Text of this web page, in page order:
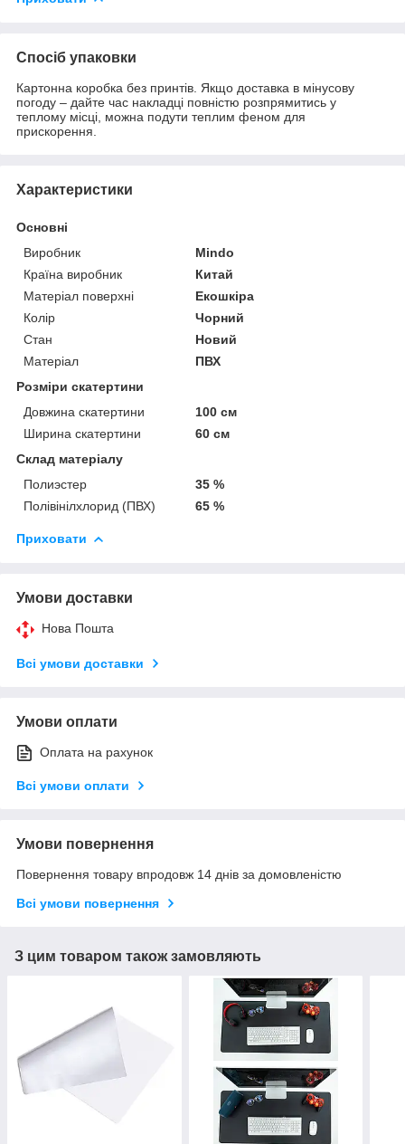
Спосіб упаковки
Картонна коробка без принтів. Якщо доставка в мінусову
погоду – дайте час накладці повністю розпрямитись у
теплому місці, можна подути теплим феном для
прискорення.
Характеристики
Основні
Виробник
Mindo
Країна виробник
Китай
Матеріал поверхні
Екошкіра
Колір
Чорний
Стан
Новий
Матеріал
ПВХ
Розміри скатертини
Довжина скатертини
100 см
Ширина скатертини
60 см
Склад матеріалу
Полиэстер
35 %
Полівінілхлорид (ПВХ)
65 %
Приховати
Умови доставки
Нова Пошта
Всі умови доставки
Умови оплати
Оплата на рахунок
Всі умови оплати
Умови повернення
Повернення товару впродовж 14 днів за домовленістю
Всі умови повернення
З цим товаром також замовляють